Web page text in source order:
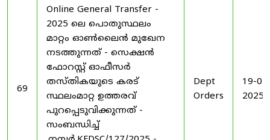
69
Online General Transfer -
2025 ലെ പൊതുസ്ഥലം
മാറ്റം ഓൺലൈൻ മുഖേന
നടത്തുന്നത് - സെക്ഷൻ
ഫോറസ്റ്റ് ഓഫീസർ
തസ്തികയുടെ കരട്
സ്ഥലംമാറ്റ ഉത്തരവ്
പുറപ്പെടുവിക്കുന്നത് -
സംബന്ധിച്ച്
Dept
Orders
19-
2025